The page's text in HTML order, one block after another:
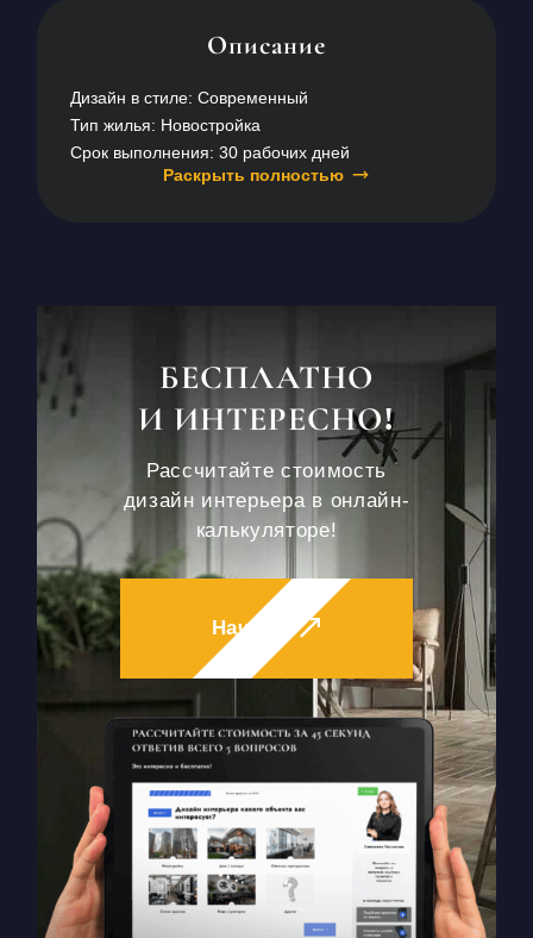
Описание
Дизайн в стиле: Современный
Тип жилья: Новостройка
Срок выполнения: 30 рабочих дней
Раскрыть полностью
БЕСПЛАТНО
И ИНТЕРЕСНО!
Рассчитайте стоимость
дизайн интерьера в онлайн-
калькуляторе!
Начать